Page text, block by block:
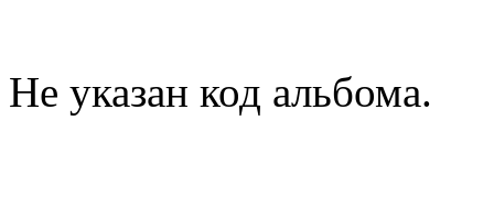
Не указан код альбома.